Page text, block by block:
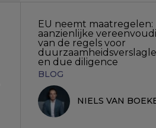
EU neemt maatregelen:
aanzienlijke
van de regels voor
en due diligence
BLOG
NIELS VAN